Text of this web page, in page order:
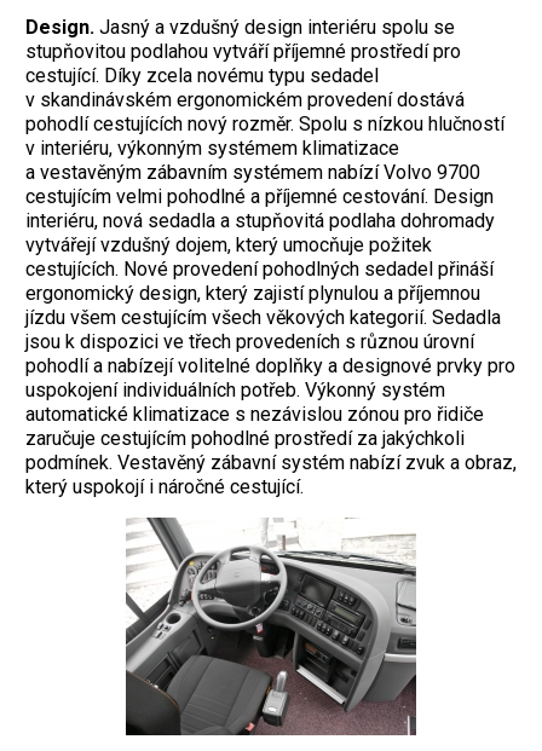
Design. Jasný a vzdušný design interiéru spolu se
stupňovitou podlahou vytváří příjemné prostředí pro
cestující. Díky zcela novému typu sedadel
v skandinávském ergonomickém provedení dostává
pohodlí cestujících nový rozměr. Spolu s nízkou hlučností
v interiéru, výkonným systémem klimatizace
a vestavěným zábavním systémem nabízí Volvo 9700
cestujícím velmi pohodlné a příjemné cestování. Design
interiéru, nová sedadla a stupňovitá podlaha dohromady
vytvářejí vzdušný dojem, který umocňuje požitek
cestujících. Nové provedení pohodlných sedadel přináší
ergonomický design, který zajistí plynulou a příjemnou
jízdu všem cestujícím všech věkových kategorií. Sedadla
jsou k dispozici ve třech provedeních s různou úrovní
pohodlí a nabízejí volitelné doplňky a designové prvky pro
uspokojení individuálních potřeb. Výkonný systém
automatické klimatizace s nezávislou zónou pro řidiče
zaručuje cestujícím pohodlné prostředí za jakýchkoli
podmínek. Vestavěný zábavní systém nabízí zvuk a obraz,
který uspokojí i náročné cestující.